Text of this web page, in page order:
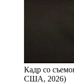
Кадр со
США, 2026)